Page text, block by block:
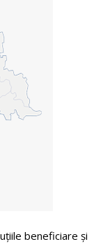
beneficiare și